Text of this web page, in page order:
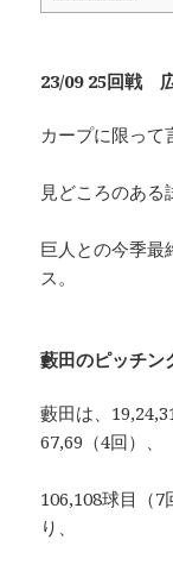
23/09 25回戦
カープに限って
見どころのある
巨人との今季最
ス。
藪田のピッチン
藪田は、
67,69（4回）、
106,108球目（
り、